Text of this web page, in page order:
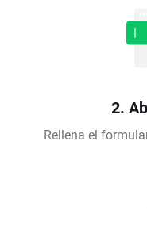
2.
Rellena el